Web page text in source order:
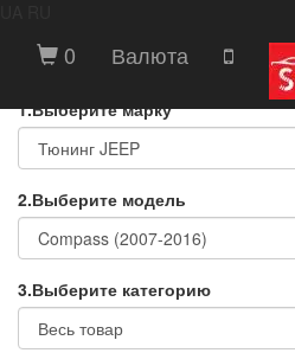
0 Валюта
ВЫБЕРИТЕ МАРКУ
АВТОМОБИЛЯ
1.Выберите марку
2.Выберите модель
3.Выберите категорию